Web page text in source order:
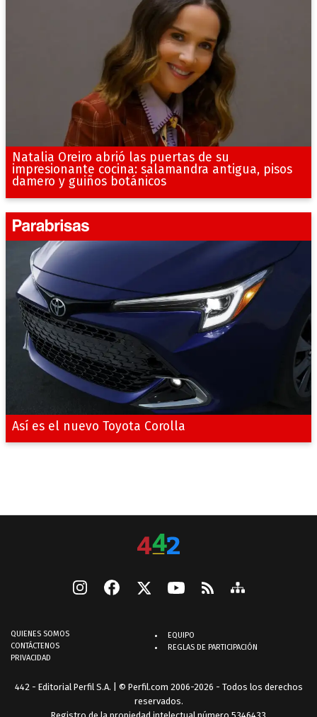
Natalia Oreiro abrió las puertas de su
impresionante cocina: salamandra antigua, pisos
damero y guiños botánicos
Así es el nuevo Toyota Corolla
QUIENES SOMOS
CONTÁCTENOS
PRIVACIDAD
EQUIPO
REGLAS DE PARTICIPACIÓN
442 - Editorial Perfil S.A. | © Perfil.com 2006-2026 - Todos los derechos
reservados.